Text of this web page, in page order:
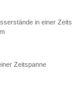
in einer
Zeitspanne